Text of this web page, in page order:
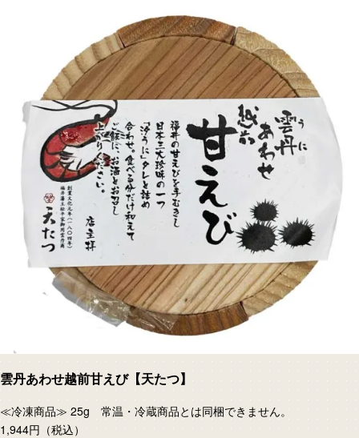
雲丹あわせ越前甘えび【天たつ】
≪冷凍商品≫ 25g 常温・冷蔵商品とは同梱できません。
1,944円 （税込）